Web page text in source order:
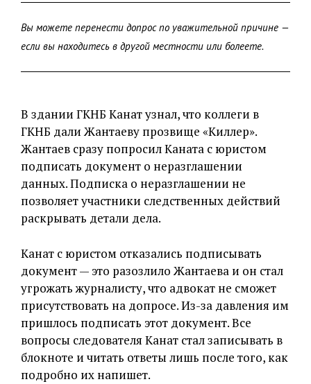
Вы можете перенести допрос по уважительной причине —
если вы находитесь в другой местности или болеете.
В здании ГКНБ Канат узнал, что коллеги в
ГКНБ дали Жантаеву прозвище «Киллер».
Жантаев сразу попросил Каната с юристом
подписать документ о неразглашении
данных. Подписка о неразглашении не
позволяет участники следственных действий
раскрывать детали дела.
Канат с юристом отказались подписывать
документ — это разозлило Жантаева и он стал
угрожать журналисту, что адвокат не сможет
присутствовать на допросе. Из-за давления им
пришлось подписать этот документ. Все
вопросы следователя Канат стал записывать в
блокноте и читать ответы лишь после того, как
подробно их напишет.